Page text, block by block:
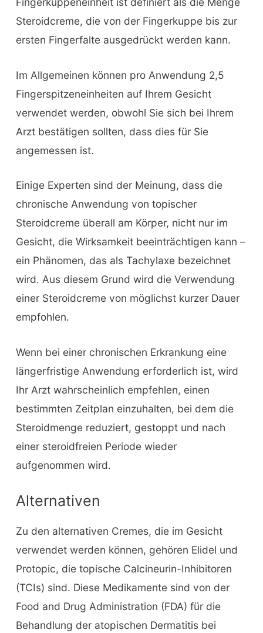
Steroidcreme, die von der Fingerkuppe bis zur
ersten Fingerfalte ausgedrückt werden kann.
Im Allgemeinen können pro Anwendung 2,5
Fingerspitzeneinheiten auf Ihrem Gesicht
verwendet werden, obwohl Sie sich bei Ihrem
Arzt bestätigen sollten, dass dies für Sie
angemessen ist.
Einige Experten sind der Meinung, dass die
chronische Anwendung von topischer
Steroidcreme überall am Körper, nicht nur im
Gesicht, die Wirksamkeit beeinträchtigen kann –
ein Phänomen, das als Tachylaxe bezeichnet
wird. Aus diesem Grund wird die Verwendung
einer Steroidcreme von möglichst kurzer Dauer
empfohlen.
Wenn bei einer chronischen Erkrankung eine
längerfristige Anwendung erforderlich ist, wird
Ihr Arzt wahrscheinlich empfehlen, einen
bestimmten Zeitplan einzuhalten, bei dem die
Steroidmenge reduziert, gestoppt und nach
einer steroidfreien Periode wieder
aufgenommen wird.
Alternativen
Zu den alternativen Cremes, die im Gesicht
verwendet werden können, gehören Elidel und
Protopic, die topische Calcineurin-Inhibitoren
(TCIs) sind. Diese Medikamente sind von der
Food and Drug Administration (FDA) für die
Behandlung der atopischen Dermatitis bei